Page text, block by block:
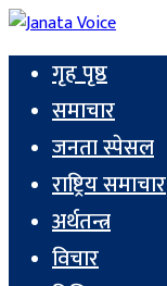
गृह पृष्ठ
समाचार
जनता स्पेसल
राष्ट्रिय समाचार
अर्थतन्त्र
विचार